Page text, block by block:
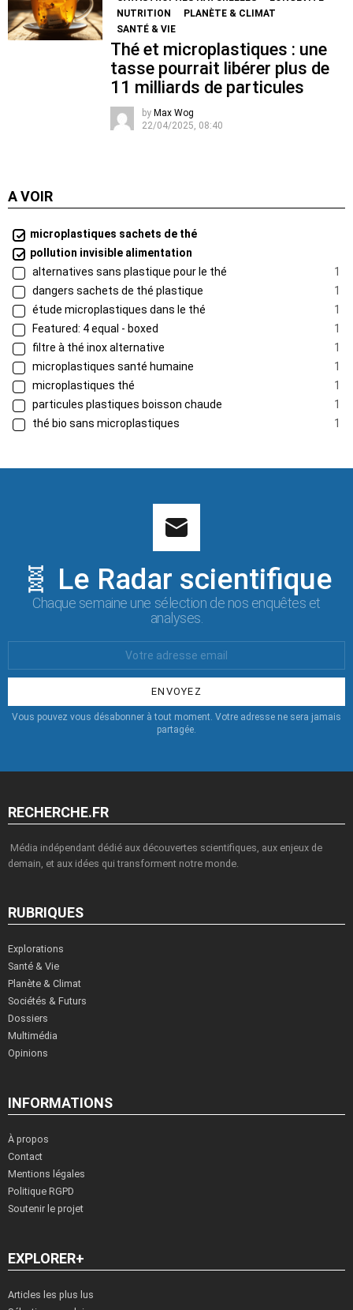
NUTRITION
PLANÈTE & CLIMAT
SANTÉ & VIE
Thé et microplastiques : une
tasse pourrait libérer plus de
11 milliards de particules
by Max Wog
22/04/2025, 08:40
A VOIR
microplastiques sachets de thé
pollution invisible alimentation
alternatives sans plastique pour le thé
1
dangers sachets de thé plastique
1
étude microplastiques dans le thé
1
Featured: 4 equal - boxed
1
filtre à thé inox alternative
1
microplastiques santé humaine
1
microplastiques thé
1
particules plastiques boisson chaude
1
thé bio sans microplastiques
1
🧬 Le Radar scientifique
Chaque semaine une sélection de nos enquêtes et
analyses.
:
Vous pouvez vous désabonner à tout moment. Votre adresse ne sera jamais
partagée.
RECHERCHE.FR
Média indépendant dédié aux découvertes scientifiques, aux enjeux de
demain, et aux idées qui transforment notre monde.
RUBRIQUES
Explorations
Santé & Vie
Planète & Climat
Sociétés & Futurs
Dossiers
Multimédia
Opinions
INFORMATIONS
À propos
Contact
Mentions légales
Politique RGPD
Soutenir le projet
EXPLORER+
Articles les plus lus